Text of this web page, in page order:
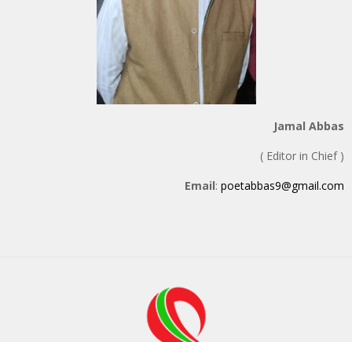
Jamal Abbas
( Editor in Chief )
Email: poetabbas9@gmail.com